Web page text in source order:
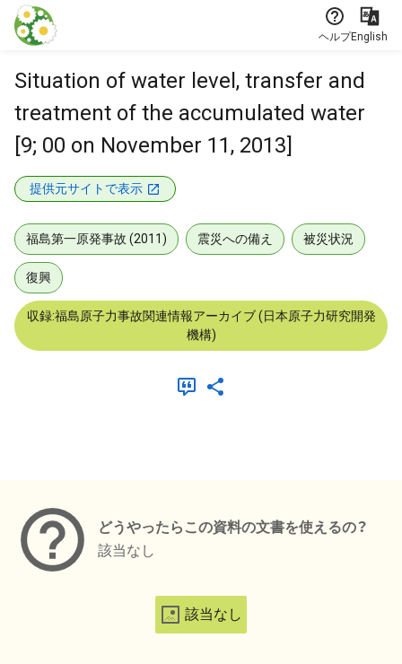
本文に飛ぶ
ヘルプEnglish
Situation of water level, transfer and
treatment of the accumulated water
[9; 00 on November 11, 2013]
提供元サイトで表示
福島第一原発事故 (2011) 震災への備え 被災状況
復興
収録:福島原子力事故関連情報アーカイブ (日本原子力研究開発
機構)
どうやったらこの資料の文書を使えるの？
該当なし
該当なし